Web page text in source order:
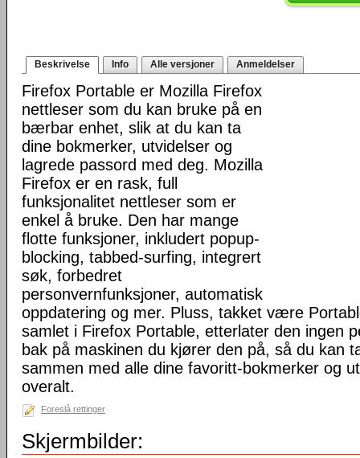
Beskrivelse Info Alle versjoner Anmeldelser
Firefox Portable er Mozilla Firefox
nettleser som du kan bruke på en
bærbar enhet, slik at du kan ta
dine bokmerker, utvidelser og
lagrede passord med deg. Mozilla
Firefox er en rask, full
funksjonalitet nettleser som er
enkel å bruke. Den har mange
flotte funksjoner, inkludert popup-
blocking, tabbed-surfing, integrert
søk, forbedret
personvernfunksjoner, automatisk
oppdatering og mer. Pluss, takket være
samlet i Firefox Portable, etterlater den ingen
bak på maskinen du kjører den på, så du kan
sammen med alle dine favoritt-bokmerker og
overalt.
Foreslå rettinger
Skjermbilder: